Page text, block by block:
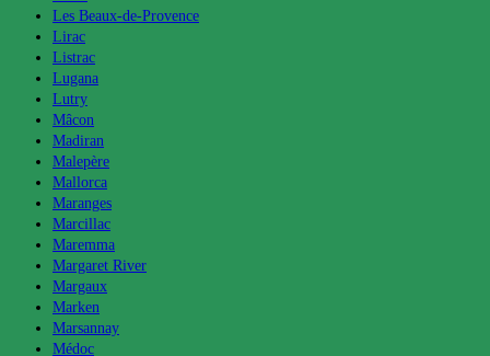
Les Beaux-de-Provence
Lirac
Listrac
Lugana
Lutry
Mâcon
Madiran
Malepère
Mallorca
Maranges
Marcillac
Maremma
Margaret River
Margaux
Marken
Marsannay
Médoc